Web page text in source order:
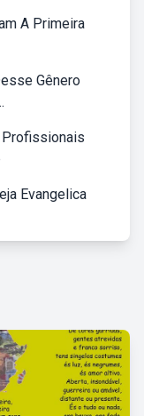
A Primeira
Gênero
Evangelica